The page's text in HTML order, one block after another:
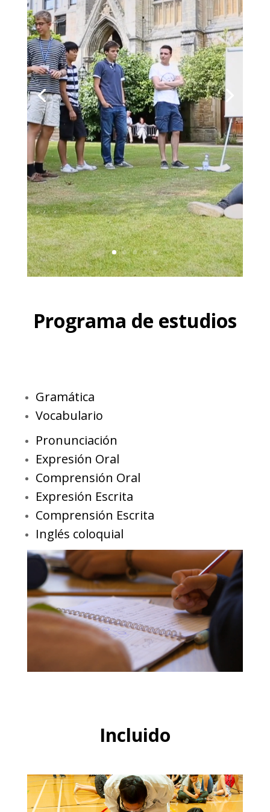
Programa de estudios
Gramática
Vocabulario
Pronunciación
Expresión Oral
Comprensión Oral
Expresión Escrita
Comprensión Escrita
Inglés coloquial
Incluido